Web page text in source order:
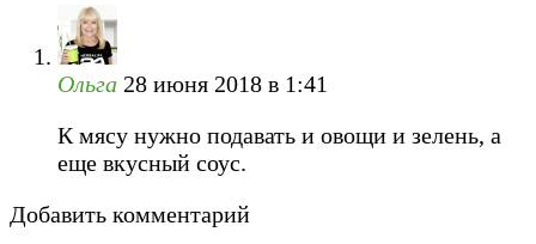
Ольга 28 июня 2018 в 1:41
К мясу нужно подавать и овощи и зелень, а
еще вкусный соус.
Добавить комментарий